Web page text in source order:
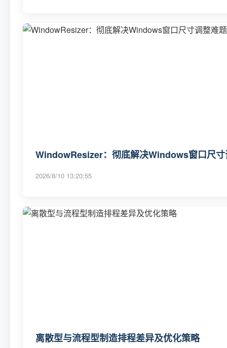
WindowResizer：彻底解决Windows窗口尺
2026/8/10 13:20:55
离散型与流程型制造排程差异及优化策略